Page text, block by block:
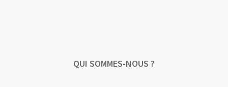
QUI SOMMES-NOUS ?